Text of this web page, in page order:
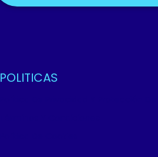
POLITICAS